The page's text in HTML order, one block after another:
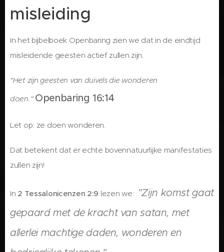
misleiding
In het bijbelboek Openbaring zien we dat in de eindtijd
misleidende geesten actief zullen zijn.
"Het zijn geesten van duivels die wonderen
doen." Openbaring 16:14
Let op: ze doen wonderen.
Dat betekent dat er echte bovennatuurlijke manifestaties
zullen zijn!
In 2 Tessalonicenzen 2:9 lezen we: "Zijn komst gaat
gepaard met de kracht van satan, met
allerlei machtige daden, wonderen en